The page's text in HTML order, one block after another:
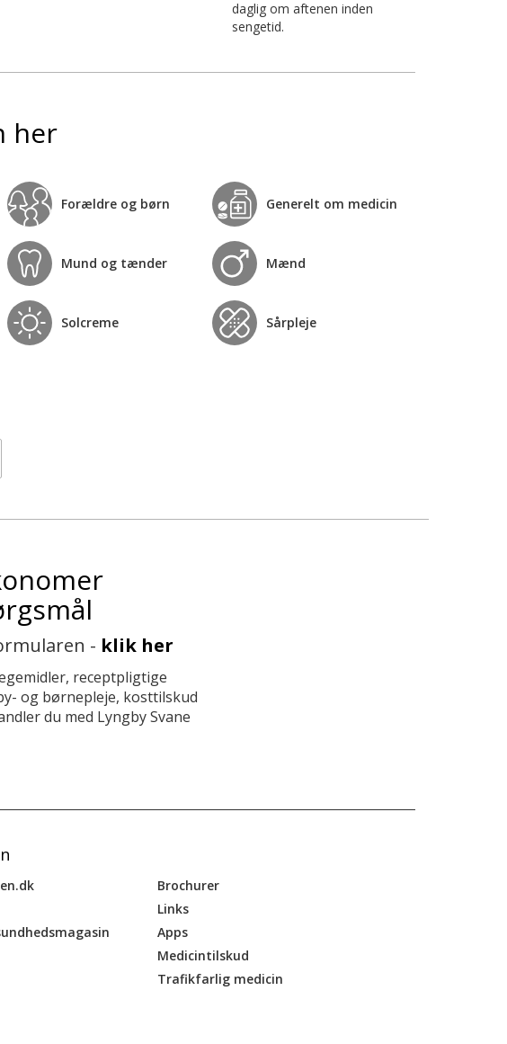
daglig om aftenen inden
sengetid.
her
Forældre og børn Generelt om medicin
Mund og tænder Mænd
Solcreme Sårpleje
- klik her
receptpligtige
og børnepleje, kosttilskud
du med Lyngby Svane
Brochurer
Links
Apps
Medicintilskud
Trafikfarlig medicin